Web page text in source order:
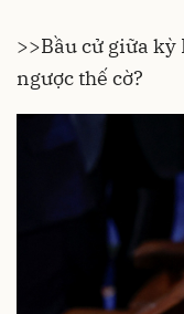
>>Bầu cử giữa kỳ
ngược thế cờ?